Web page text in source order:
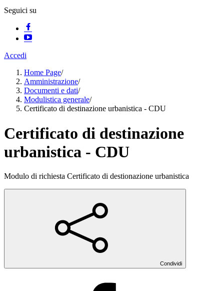
Seguici su
Accedi
Home Page/
Amministrazione/
Documenti e dati/
Modulistica generale/
Certificato di destinazione urbanistica - CDU
Certificato di destinazione
urbanistica - CDU
Modulo di richiesta Certificato di destionazione urbanistica
Condividi